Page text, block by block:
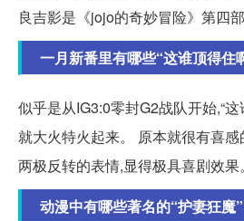
良吉影是《jojo的奇妙冒险》第四部
一月新番里有哪些“这谁顶得住
似乎是从IG3:0零封G2战队开始,“
就大火特火起来。 原本就很有喜
两极反转的表情,显得极具喜剧效果
动漫中有哪些著名的“护妻狂魔